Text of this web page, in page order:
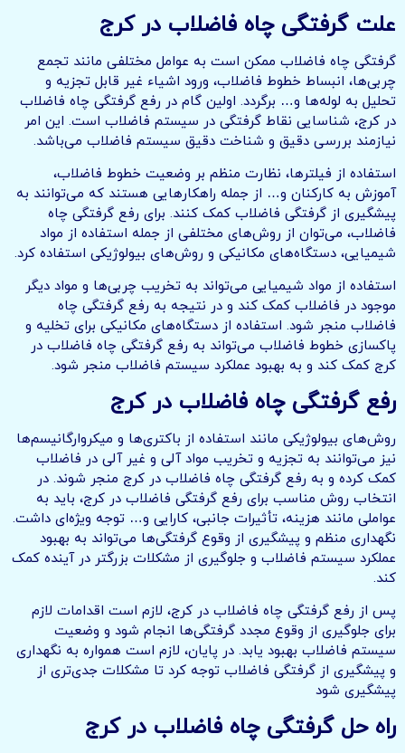
علت گرفتگی چاه فاضلاب در کرج
گرفتگی چاه فاضلاب ممکن است به عوامل مختلفی مانند تجمع
چربی‌ها، انبساط خطوط فاضلاب، ورود اشیاء غیر قابل تجزیه و
تحلیل به لوله‌ها و… برگردد. اولین گام در رفع گرفتگی چاه فاضلاب
در کرج، شناسایی نقاط گرفتگی در سیستم فاضلاب است. این امر
نیازمند بررسی دقیق و شناخت دقیق سیستم فاضلاب می‌باشد.
استفاده از فیلترها، نظارت منظم بر وضعیت خطوط فاضلاب،
آموزش به کارکنان و… از جمله راهکارهایی هستند که می‌توانند به
پیشگیری از گرفتگی فاضلاب کمک کنند. برای رفع گرفتگی چاه
فاضلاب، می‌توان از روش‌های مختلفی از جمله استفاده از مواد
شیمیایی، دستگاه‌های مکانیکی و روش‌های بیولوژیکی استفاده کرد.
استفاده از مواد شیمیایی می‌تواند به تخریب چربی‌ها و مواد دیگر
موجود در فاضلاب کمک کند و در نتیجه به رفع گرفتگی چاه
فاضلاب منجر شود. استفاده از دستگاه‌های مکانیکی برای تخلیه و
پاکسازی خطوط فاضلاب می‌تواند به رفع گرفتگی چاه فاضلاب در
کرج کمک کند و به بهبود عملکرد سیستم فاضلاب منجر شود.
رفع گرفتگی چاه فاضلاب در کرج
روش‌های بیولوژیکی مانند استفاده از باکتری‌ها و میکروارگانیسم‌ها
نیز می‌توانند به تجزیه و تخریب مواد آلی و غیر آلی در فاضلاب
کمک کرده و به رفع گرفتگی چاه فاضلاب در کرج منجر شوند. در
انتخاب روش مناسب برای رفع گرفتگی فاضلاب در کرج، باید به
عواملی مانند هزینه، تأثیرات جانبی، کارایی و… توجه ویژه‌ای داشت.
نگهداری منظم و پیشگیری از وقوع گرفتگی‌ها می‌تواند به بهبود
عملکرد سیستم فاضلاب و جلوگیری از مشکلات بزرگتر در آینده کمک
کند.
پس از رفع گرفتگی چاه فاضلاب در کرج، لازم است اقدامات لازم
برای جلوگیری از وقوع مجدد گرفتگی‌ها انجام شود و وضعیت
سیستم فاضلاب بهبود یابد. در پایان، لازم است همواره به نگهداری
و پیشگیری از گرفتگی فاضلاب توجه کرد تا مشکلات جدی‌تری از
پیشگیری شود
راه حل گرفتگی چاه فاضلاب در کرج